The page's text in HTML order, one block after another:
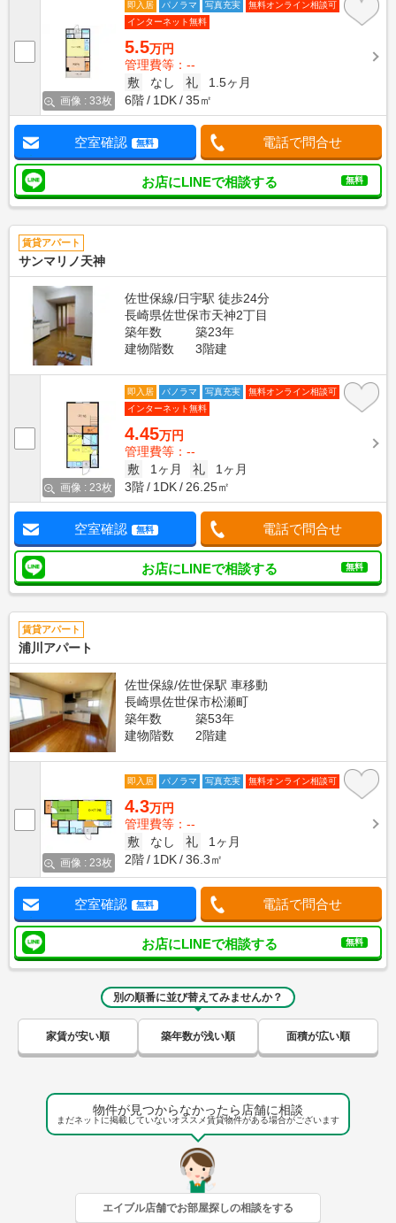
画像 : 33枚
即入居 パノラマ 写真充実
無料オンライン相談可
インターネット無料
5.5万円
管理費等：--
敷
なし 礼
1.5ヶ月
6階
1DK 35㎡
空室確認 無料 電話で問合せ
お店にLINEで相談する 無料
賃貸アパート
サンマリノ天神
佐世保線/日宇駅 徒歩24分
長崎県佐世保市天神2丁目
築年数
築23年
建物階数
3階建
画像 : 23枚
即入居 パノラマ 写真充実
無料オンライン相談可
インターネット無料
4.45万円
管理費等：--
敷
1ヶ月 礼
1ヶ月
3階
1DK 26.25㎡
空室確認 無料 電話で問合せ
お店にLINEで相談する 無料
賃貸アパート
浦川アパート
佐世保線/佐世保駅 車移動
長崎県佐世保市松瀬町
築年数
築53年
建物階数
2階建
画像 : 23枚
即入居 パノラマ 写真充実 無料オンライン相談可
4.3万円
管理費等：--
敷
なし 礼
1ヶ月
2階
1DK 36.3㎡
空室確認 無料 電話で問合せ
お店にLINEで相談する 無料
別の順番に並び替えてみませんか？
家賃が安い順 築年数が浅い順 面積が広い順
物件が見つからなかったら店舗に相談
まだネットに掲載していないオススメ賃貸物件がある場合がございます
エイブル店舗でお部屋探しの相談をする